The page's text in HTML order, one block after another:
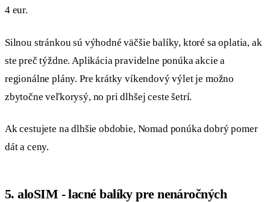
4 eur.
Silnou stránkou sú výhodné väčšie balíky, ktoré sa oplatia, ak
ste preč týždne. Aplikácia pravidelne ponúka akcie a
regionálne plány. Pre krátky víkendový výlet je možno
zbytočne veľkorysý, no pri dlhšej ceste šetrí.
Ak cestujete na dlhšie obdobie, Nomad ponúka dobrý pomer
dát a ceny.
5. aloSIM - lacné balíky pre nenáročných